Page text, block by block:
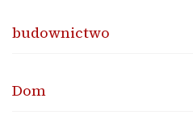
budownictwo
Dom